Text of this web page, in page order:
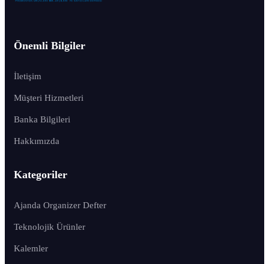
Önemli Bilgiler
İletişim
Müşteri Hizmetleri
Banka Bilgileri
Hakkımızda
Kategoriler
Ajanda Organizer Defter
Teknolojik Ürünler
Kalemler